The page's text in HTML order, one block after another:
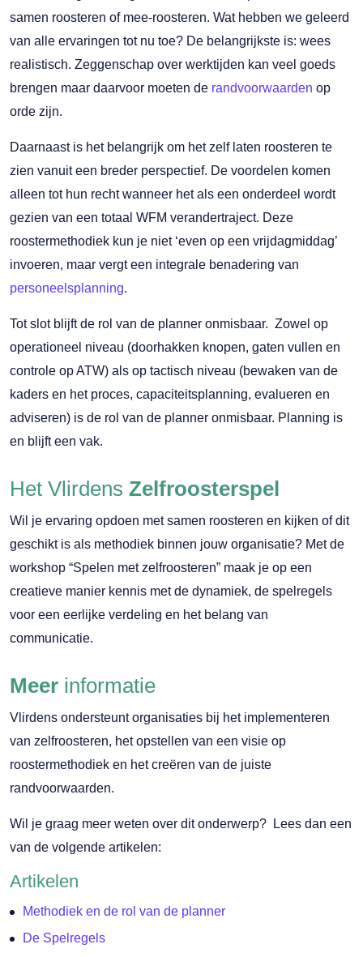
samen roosteren of mee-roosteren. Wat hebben we geleerd
van alle ervaringen tot nu toe? De belangrijkste is: wees
realistisch. Zeggenschap over werktijden kan veel goeds
brengen maar daarvoor moeten de randvoorwaarden op
orde zijn.
Daarnaast is het belangrijk om het zelf laten roosteren te
zien vanuit een breder perspectief. De voordelen komen
alleen tot hun recht wanneer het als een onderdeel wordt
gezien van een totaal WFM verandertraject. Deze
roostermethodiek kun je niet ‘even op een vrijdagmiddag’
invoeren, maar vergt een integrale benadering van
personeelsplanning.
Tot slot blijft de rol van de planner onmisbaar. Zowel op
operationeel niveau (doorhakken knopen, gaten vullen en
controle op ATW) als op tactisch niveau (bewaken van de
kaders en het proces, capaciteitsplanning, evalueren en
adviseren) is de rol van de planner onmisbaar. Planning is
en blijft een vak.
Het Vlirdens Zelfroosterspel
Wil je ervaring opdoen met samen roosteren en kijken of dit
geschikt is als methodiek binnen jouw organisatie? Met de
workshop “Spelen met zelfroosteren” maak je op een
creatieve manier kennis met de dynamiek, de spelregels
voor een eerlijke verdeling en het belang van
communicatie.
Meer informatie
Vlirdens ondersteunt organisaties bij het implementeren
van zelfroosteren, het opstellen van een visie op
roostermethodiek en het creëren van de juiste
randvoorwaarden.
Wil je graag meer weten over dit onderwerp? Lees dan een
van de volgende artikelen:
Artikelen
Methodiek en de rol van de planner
De Spelregels